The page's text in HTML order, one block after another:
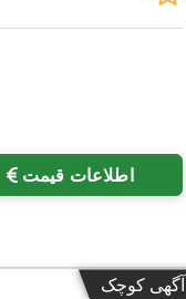
اطلاعات قیمت
آگهی کوچک